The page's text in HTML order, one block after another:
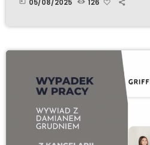
chroni kupujących przed
05/08/2025 126